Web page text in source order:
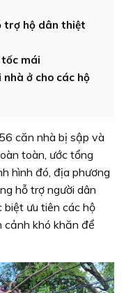
trợ hộ dân thiệt
tốc mái
ở cho các hộ
căn nhà bị sập và
toàn, ước tổng
hình đó, địa phương
hỗ trợ người dân
biệt ưu tiên các hộ
cảnh khó khăn để